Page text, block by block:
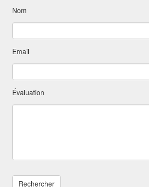
Nom
Email
Évaluation